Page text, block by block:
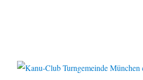
Kanu-Club
e.V.